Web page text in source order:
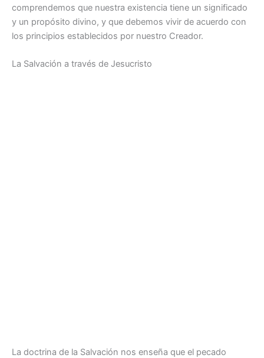
comprendemos que nuestra existencia tiene un significado
y un propósito divino, y que debemos vivir de acuerdo con
los principios establecidos por nuestro Creador.
La Salvación a través de Jesucristo
La doctrina de la Salvación nos enseña que el pecado